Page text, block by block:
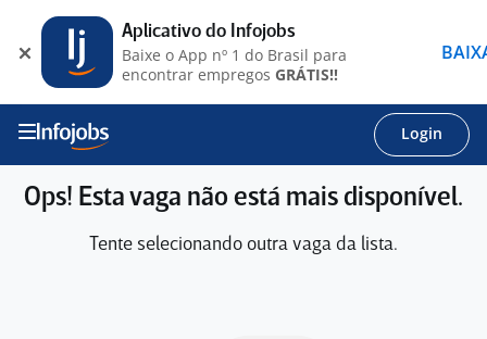
Login
Ops! Esta vaga não está mais disponível.
Tente selecionando outra vaga da lista.
Aplicativo do Infojobs
Baixe o App nº 1 do Brasil para
encontrar empregos GRÁTIS!!